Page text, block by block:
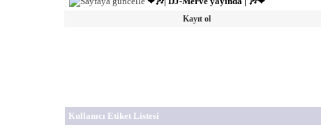
Kayıt ol
Kullanıcı Etiket Listesi